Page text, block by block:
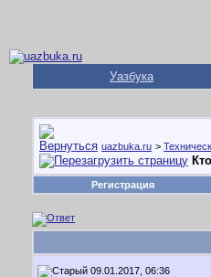
Уазбука
uazbuka.ru >
Регистрация
09.01.2017, 06:36